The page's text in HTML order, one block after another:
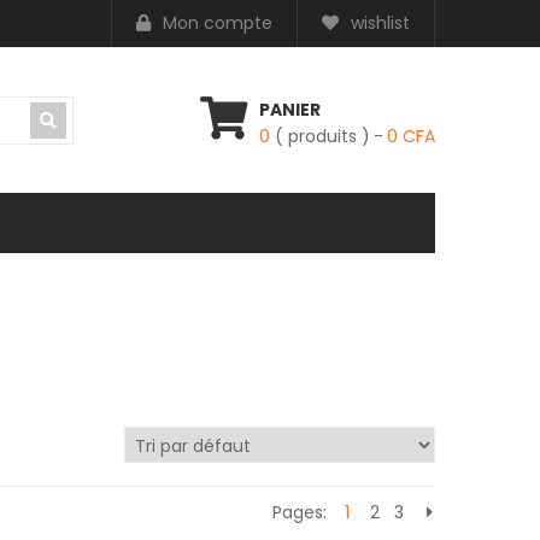
Mon compte wishlist
PANIER
0 ( produits ) 0 CFA
Pages: 1 2 3